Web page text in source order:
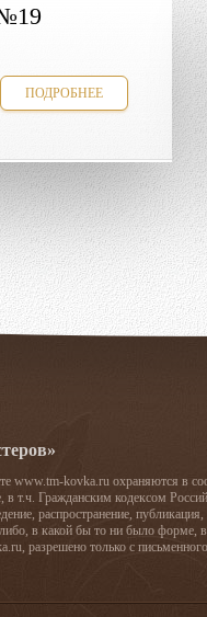
ПОДРОБНЕЕ
www.tm-kovka.ru охраняются в
в т.ч. Гражданским кодексом
распространение,
в какой бы то ни было форме,
разрешено только с